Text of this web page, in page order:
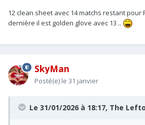
12 clean sheet avec 14 matchs restant pour
dernière il est golden glove avec 13 ..
SkyMan
Posté(e) le 31 janvier
Le 31/01/2026 à 18:17, The